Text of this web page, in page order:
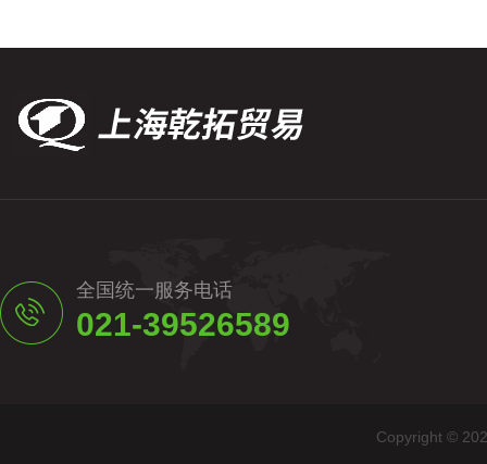
全国统一服务电话
021-39526589
Copyright ©